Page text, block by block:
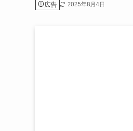
広告 2025年8月4日